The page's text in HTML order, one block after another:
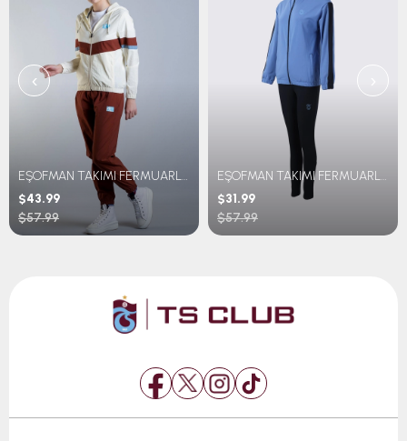
EŞOFMAN TAKIMI FERMUARLI RETRO
$43.99
$57.99
EŞOFMAN TAKIMI FERMUARLI İÇ LOGOLU
$31.99
$57.99
‹ ›